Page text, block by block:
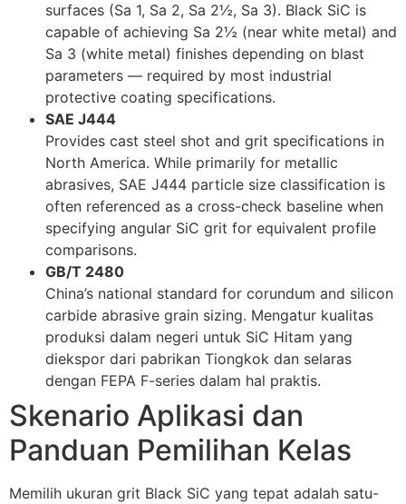
surfaces (Sa 1, Sa 2, Sa 2½, Sa 3). Black SiC is
capable of achieving Sa 2½ (near white metal) and
Sa 3 (white metal) finishes depending on blast
parameters — required by most industrial
protective coating specifications.
SAE J444
Provides cast steel shot and grit specifications in
North America. While primarily for metallic
abrasives, SAE J444 particle size classification is
often referenced as a cross-check baseline when
specifying angular SiC grit for equivalent profile
comparisons.
GB/T 2480
China’s national standard for corundum and silicon
carbide abrasive grain sizing. Mengatur kualitas
produksi dalam negeri untuk SiC Hitam yang
diekspor dari pabrikan Tiongkok dan selaras
dengan FEPA F-series dalam hal praktis.
Skenario Aplikasi dan
Panduan Pemilihan Kelas
Memilih ukuran grit Black SiC yang tepat adalah satu-